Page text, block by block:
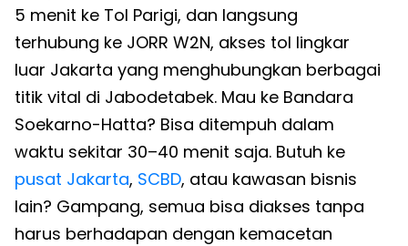
5 menit ke Tol Parigi, dan langsung
terhubung ke JORR W2N, akses tol lingkar
luar Jakarta yang menghubungkan berbagai
titik vital di Jabodetabek. Mau ke Bandara
Soekarno-Hatta? Bisa ditempuh dalam
waktu sekitar 30–40 menit saja. Butuh ke
pusat Jakarta, SCBD, atau kawasan bisnis
lain? Gampang, semua bisa diakses tanpa
harus berhadapan dengan kemacetan